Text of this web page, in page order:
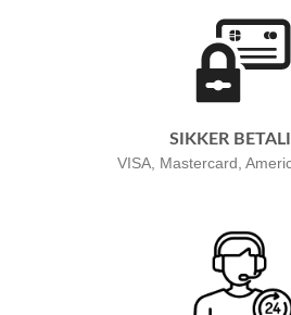
SIKKER
VISA, Mastercard,